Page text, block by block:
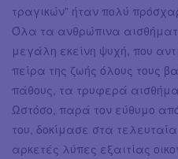
τραγικών” ήταν πολύ
Όλα τα ανθρώπινα
μεγάλη εκείνη ψυχή, που
πείρα της ζωής όλους τους
πάθους, τα τρυφερά
Ωστόσο, παρά τον εύθυμο
του, δοκίμασε στα
αρκετές λύπες εξαιτίας